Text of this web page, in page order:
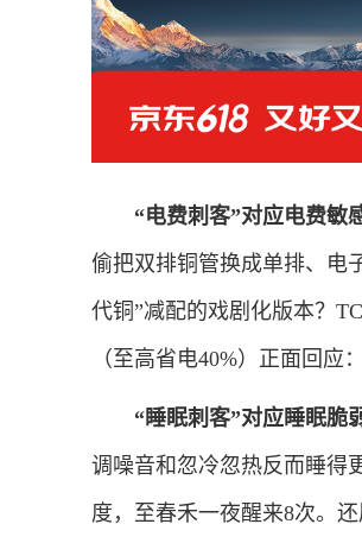
“电费刺客”对应电费敏
偷把双排铜管换成单排、
代铜”减配的戏剧化版本？
（至高省电40%）正面回应
“睡眠刺客”对应睡眠脆
调噪音和忽冷忽热反而睡得
度，至春禾一夜醒来8次。